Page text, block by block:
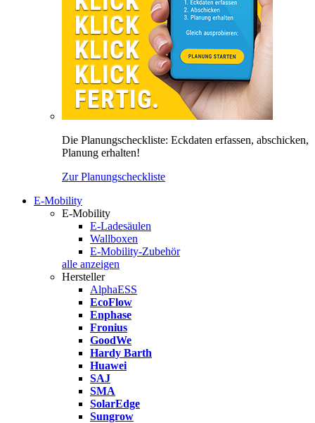
Die Planungscheckliste: Eckdaten erfassen, abschicken,
Planung erhalten!
Zur Planungscheckliste
E-Mobility
E-Mobility
E-Ladesäulen
Wallboxen
E-Mobility-Zubehör
alle anzeigen
Hersteller
AlphaESS
EcoFlow
Enphase
Fronius
GoodWe
Hardy Barth
Huawei
SAJ
SMA
SolarEdge
Sungrow